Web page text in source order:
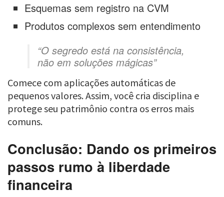
Esquemas sem registro na CVM
Produtos complexos sem entendimento
“O segredo está na consistência,
não em soluções mágicas”
Comece com aplicações automáticas de
pequenos valores. Assim, você cria disciplina e
protege seu patrimônio contra os erros mais
comuns.
Conclusão: Dando os primeiros
passos rumo à liberdade
financeira